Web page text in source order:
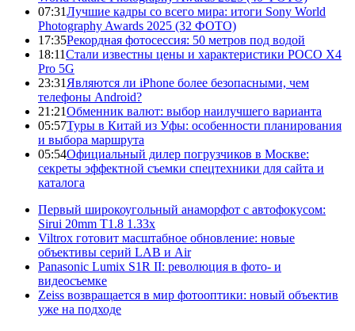
07:31Лучшие кадры со всего мира: итоги Sony World
Photography Awards 2025 (32 ФОТО)
17:35Рекордная фотосессия: 50 метров под водой
18:11Стали известны цены и характеристики POCO X4
Pro 5G
23:31 Являются ли iPhone более безопасными, чем
телефоны Android?
21:21Обменник валют: выбор наилучшего варианта
05:57Туры в Китай из Уфы: особенности планирования
и выбора маршрута
05:54Официальный дилер погрузчиков в Москве:
секреты эффектной съемки спецтехники для сайта и
каталога
Первый широкоугольный анаморфот с автофокусом:
Sirui 20mm T1.8 1.33x
Viltrox готовит масштабное обновление: новые
объективы серий LAB и Air
Panasonic Lumix S1R II: революция в фото- и
видеосъемке
Zeiss возвращается в мир фотооптики: новый объектив
уже на подходе